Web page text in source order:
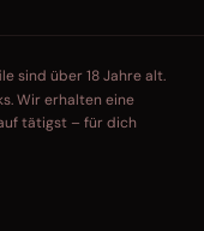
sind über 18 Jahre alt.
Wir erhalten eine
tätigst – für dich